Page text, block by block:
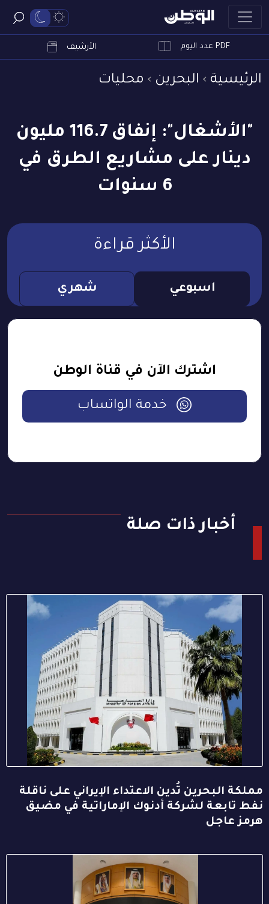
PDF عدد اليوم الأرشيف
الرئيسية البحرين محليات
"الأشغال": إنفاق 116.7 مليون
دينار على مشاريع الطرق في
6 سنوات
الأكثر قراءة
اسبوعي شهري
اشترك الآن في قناة الوطن
خدمة الواتساب
أخبار ذات صلة
مملكة البحرين تُدين الاعتداء الإيراني على ناقلة
نفط تابعة لشركة أدنوك الإماراتية في مضيق
هرمز عاجل